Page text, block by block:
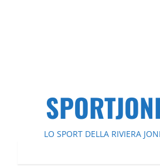
LO SPORT DELLA RIVIERA